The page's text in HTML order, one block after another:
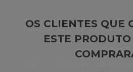
OS CLIENTES QUE
ESTE